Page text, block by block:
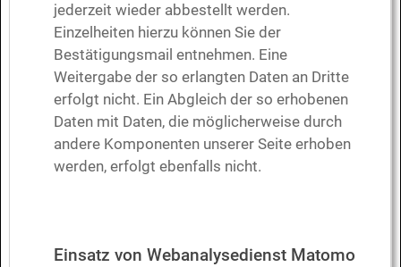
jederzeit wieder abbestellt werden.
Einzelheiten hierzu können Sie der
Bestätigungsmail entnehmen. Eine
Weitergabe der so erlangten Daten an Dritte
erfolgt nicht. Ein Abgleich der so erhobenen
Daten mit Daten, die möglicherweise durch
andere Komponenten unserer Seite erhoben
werden, erfolgt ebenfalls nicht.
Einsatz von Webanalysedienst Matomo